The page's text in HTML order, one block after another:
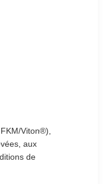
Viton®),
aux
de